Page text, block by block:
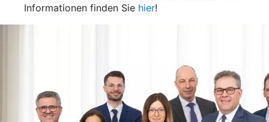
Informationen finden Sie hier!